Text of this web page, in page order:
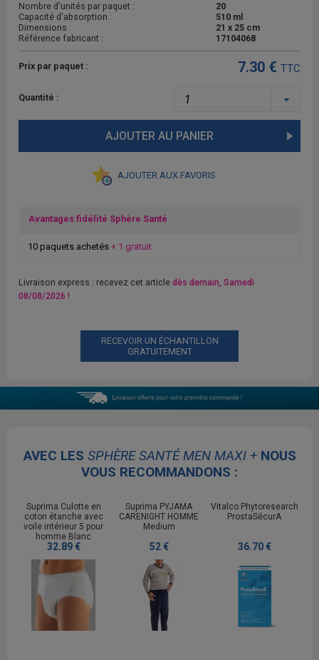
Nombre d'unités par paquet :
20
Capacité d'absorption :
510 ml
Dimensions :
21 x 25 cm
Référence fabricant :
17104068
Prix par paquet : 7.30 € TTC
Quantité :
AJOUTER AU PANIER
AJOUTER AUX FAVORIS
Avantages fidélité Sphère Santé
10 paquets achetés + 1 gratuit
Livraison express : recevez cet article dès demain, Samedi
08/08/2026 !
RECEVOIR UN ÉCHANTILLON
GRATUITEMENT
AVEC LES SPHÈRE SANTÉ MEN MAXI +NOUS
VOUS RECOMMANDONS :
Suprima Culotte en
coton étanche avec
voile intérieur 5 pour
homme Blanc
32.89 €
Suprima PYJAMA
CARENIGHT HOMME
Medium
52 €
Vitalco Phytoresearch
ProstaSécurA
36.70 €